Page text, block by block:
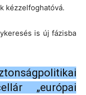
kézzelfoghatóvá.
is új fázisba
„európai